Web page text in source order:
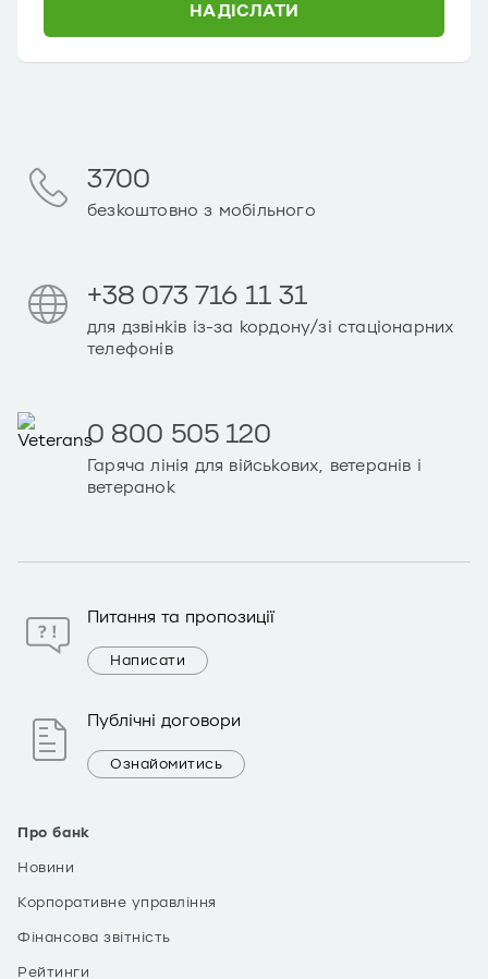
НАДІСЛАТИ
Про банк
Новини
Корпоративне управління
Фінансова звітність
Рейтинги
3700
безкоштовно з мобільного
+38 073 716 11 31
для дзвінків із-за кордону/зі стаціонарних
телефонів
0 800 505 120
Гаряча лінія для військових, ветеранів і
ветеранок
Питання та пропозиції
Написати
Публічні договори
Ознайомитись